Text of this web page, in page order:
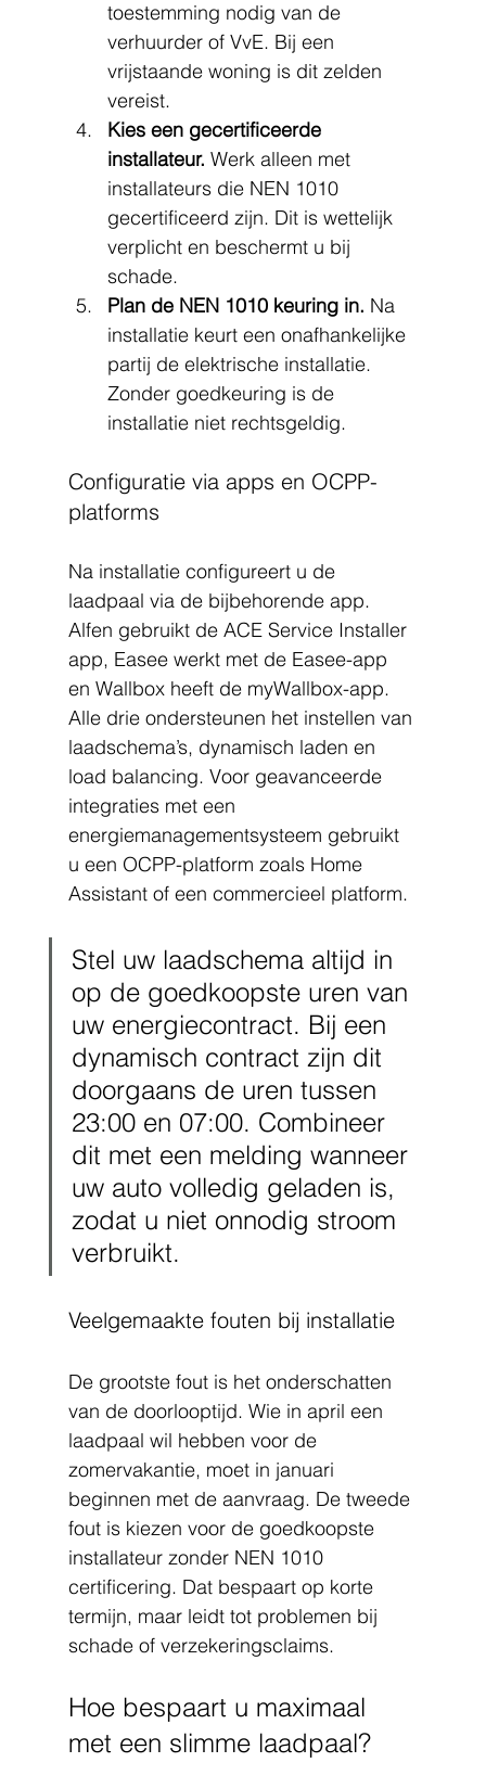
toestemming nodig van de
verhuurder of VvE. Bij een
vrijstaande woning is dit zelden
vereist.
Kies een gecertificeerde
installateur. Werk alleen met
installateurs die NEN 1010
gecertificeerd zijn. Dit is wettelijk
verplicht en beschermt u bij
schade.
Plan de NEN 1010 keuring in. Na
installatie keurt een onafhankelijke
partij de elektrische installatie.
Zonder goedkeuring is de
installatie niet rechtsgeldig.
Configuratie via apps en OCPP-
platforms
Na installatie configureert u de
laadpaal via de bijbehorende app.
Alfen gebruikt de ACE Service Installer
app, Easee werkt met de Easee-app
en Wallbox heeft de myWallbox-app.
Alle drie ondersteunen het instellen van
laadschema’s, dynamisch laden en
load balancing. Voor geavanceerde
integraties met een
energiemanagementsysteem gebruikt
u een OCPP-platform zoals Home
Assistant of een commercieel platform.
Stel uw laadschema altijd in
op de goedkoopste uren van
uw energiecontract. Bij een
dynamisch contract zijn dit
doorgaans de uren tussen
23:00 en 07:00. Combineer
dit met een melding wanneer
uw auto volledig geladen is,
zodat u niet onnodig stroom
verbruikt.
Veelgemaakte fouten bij installatie
De grootste fout is het onderschatten
van de doorlooptijd. Wie in april een
laadpaal wil hebben voor de
zomervakantie, moet in januari
beginnen met de aanvraag. De tweede
fout is kiezen voor de goedkoopste
installateur zonder NEN 1010
certificering. Dat bespaart op korte
termijn, maar leidt tot problemen bij
schade of verzekeringsclaims.
Hoe bespaart u maximaal
met een slimme laadpaal?